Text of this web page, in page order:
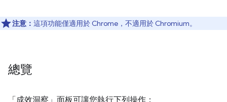
注意： 這項功能僅適用於 Chrome，不適用於 Chromium。
總覽
「成效洞察」 面板可讓您執行下列操作：